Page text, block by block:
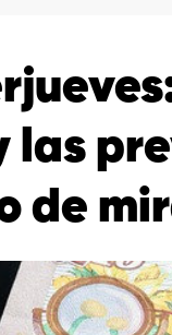
las
de